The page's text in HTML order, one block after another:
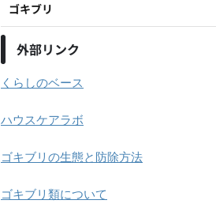
ゴキブリ
外部リンク
くらしのベース
ハウスケアラボ
ゴキブリの生態と防除方法
ゴキブリ類について